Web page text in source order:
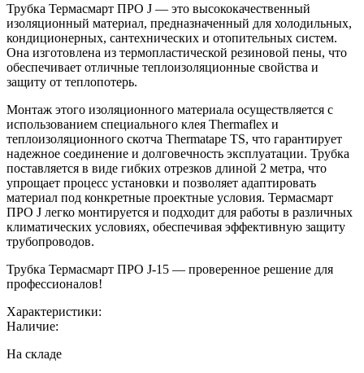
Трубка Термасмарт ПРО J — это высококачественный
изоляционный материал, предназначенный для холодильных,
кондиционерных, сантехнических и отопительных систем.
Она изготовлена из термопластической резиновой пены, что
обеспечивает отличные теплоизоляционные свойства и
защиту от теплопотерь.
Монтаж этого изоляционного материала осуществляется с
использованием специального клея Thermaflex и
теплоизоляционного скотча Thermatape TS, что гарантирует
надежное соединение и долговечность эксплуатации. Трубка
поставляется в виде гибких отрезков длиной 2 метра, что
упрощает процесс установки и позволяет адаптировать
материал под конкретные проектные условия. Термасмарт
ПРО J легко монтируется и подходит для работы в различных
климатических условиях, обеспечивая эффективную защиту
трубопроводов.
Трубка Термасмарт ПРО J-15 — проверенное решение для
профессионалов!
Характеристики:
Наличие:
На складе